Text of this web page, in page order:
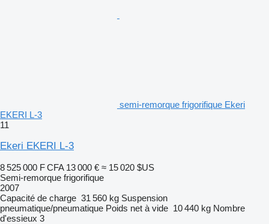
semi-remorque frigorifique Ekeri
EKERI L-3
11
Ekeri EKERI L-3
8 525 000 F CFA 13 000 € ≈ 15 020 $US
Semi-remorque frigorifique
2007
Capacité de charge 31 560 kg Suspension
pneumatique/pneumatique Poids net à vide 10 440 kg Nombre
d'essieux 3